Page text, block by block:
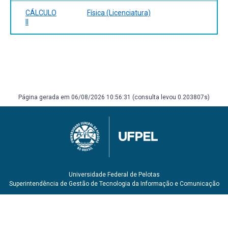
CÁLCULO
II
Física (Licenciatura)
Página gerada em 06/08/2026 10:56:31 (consulta levou 0.203807s)
Universidade Federal de Pelotas
Superintendência de Gestão de Tecnologia da Informação e Comunicação